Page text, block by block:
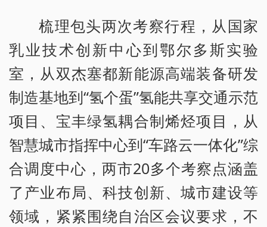
梳理包头两次考察行程，从国家
乳业技术创新中心到鄂尔多斯实验
室，从双杰塞都新能源高端装备研发
制造基地到“氢个蛋”氢能共享交通示范
项目、宝丰绿氢耦合制烯烃项目，从
智慧城市指挥中心到“车路云一体化”综
合调度中心，两市20多个考察点涵盖
了产业布局、科技创新、城市建设等
领域，紧紧围绕自治区会议要求，不